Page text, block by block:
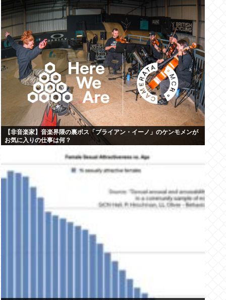
【非音楽家】音楽界隈の裏ボス「ブライアン・イーノ」のケンモメンが
お気に入りの仕事は何？